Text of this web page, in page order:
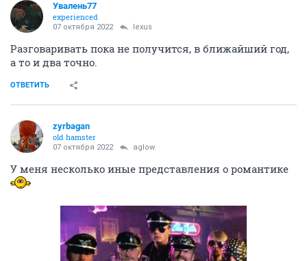
Увалень77
experienced
07 октября 2022 lexus
Разговаривать пока не получится, в ближайший год,
а то и два точно.
ОТВЕТИТЬ
zyrbagan
old hamster
07 октября 2022 aglow
У меня несколько иные представления о романтике